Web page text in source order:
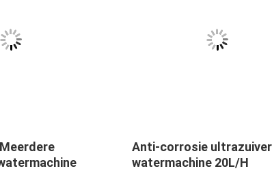
Anti-corrosie
watermachine 20L/H